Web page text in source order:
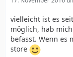
vielleicht ist es
möglich, hab
befasst. Wenn es
store